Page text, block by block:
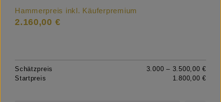
Hammerpreis inkl. Käuferpremium
2.160,00 €
Schätzpreis
3.000 – 3.500,00 €
Startpreis
1.800,00 €